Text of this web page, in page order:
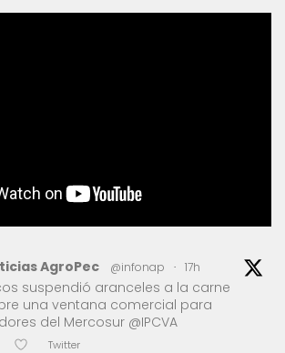
AgroPec @infonap · 17h
suspendió aranceles a la carne
una ventana comercial para
del Mercosur @IPCVA
Twitter